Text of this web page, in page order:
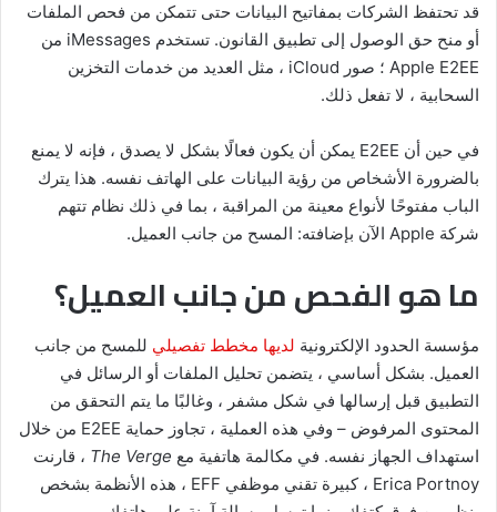
قد تحتفظ الشركات بمفاتيح البيانات حتى تتمكن من فحص الملفات
أو منح حق الوصول إلى تطبيق القانون. تستخدم iMessages من
Apple E2EE ؛ صور iCloud ، مثل العديد من خدمات التخزين
السحابية ، لا تفعل ذلك.
في حين أن E2EE يمكن أن يكون فعالًا بشكل لا يصدق ، فإنه لا يمنع
بالضرورة الأشخاص من رؤية البيانات على الهاتف نفسه. هذا يترك
الباب مفتوحًا لأنواع معينة من المراقبة ، بما في ذلك نظام تتهم
شركة Apple الآن بإضافته: المسح من جانب العميل.
ما هو الفحص من جانب العميل؟
مؤسسة الحدود الإلكترونية لديها مخطط تفصيلي للمسح من جانب
العميل. بشكل أساسي ، يتضمن تحليل الملفات أو الرسائل في
التطبيق قبل إرسالها في شكل مشفر ، وغالبًا ما يتم التحقق من
المحتوى المرفوض – وفي هذه العملية ، تجاوز حماية E2EE من خلال
استهداف الجهاز نفسه. في مكالمة هاتفية مع The Verge ، قارنت
Erica Portnoy ، كبيرة تقني موظفي EFF ، هذه الأنظمة بشخص